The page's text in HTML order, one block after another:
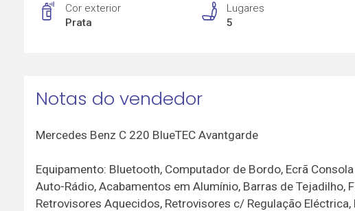
Cor exterior
Prata
Lugares
5
Notas do vendedor
Mercedes Benz C 220 BlueTEC Avantgarde
Equipamento: Bluetooth, Computador de Bordo, Ecrã
Auto-Rádio, Acabamentos em Alumínio, Barras de Tejadilho,
Retrovisores Aquecidos, Retrovisores c/ Regulação